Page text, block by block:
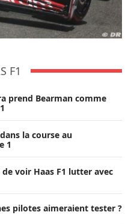
F1
prend Bearman comme
la course au
1
de voir Haas F1 lutter avec
pilotes aimeraient tester ?